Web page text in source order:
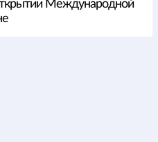
Международной